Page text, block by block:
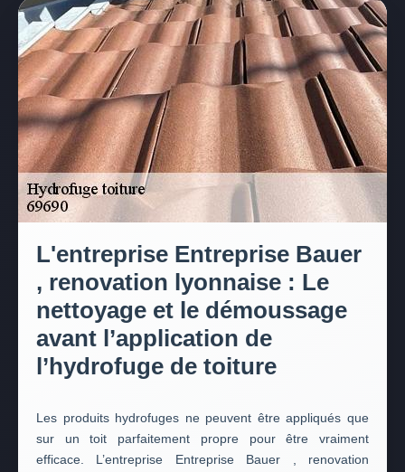
L'entreprise Entreprise Bauer
, renovation lyonnaise : Le
nettoyage et le démoussage
avant l’application de
l’hydrofuge de toiture
Les produits hydrofuges ne peuvent être appliqués que
sur un toit parfaitement propre pour être vraiment
efficace. L’entreprise Entreprise Bauer , renovation